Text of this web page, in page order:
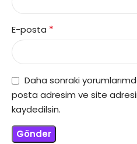
E-posta *
Daha sonraki
posta adresim ve site
kaydedilsin.